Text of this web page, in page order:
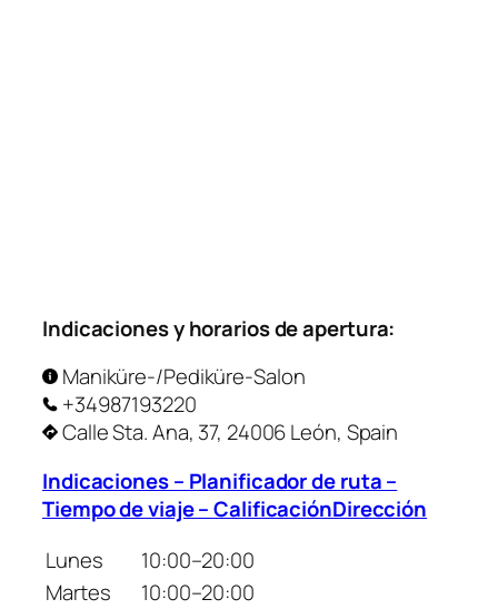
Indicaciones y horarios de apertura:
Maniküre-/Pediküre-Salon
+34987193220
Calle Sta. Ana, 37, 24006 León, Spain
Indicaciones – Planificador de ruta –
Tiempo de viaje – CalificaciónDirección
Lunes
10:00–20:00
Martes
10:00–20:00